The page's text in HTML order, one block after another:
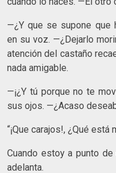
—¿Y que se supone que
en su voz. —¿Dejarlo
atención del castaño
nada amigable.
—¡¿Y tú porque no te
sus ojos. —¿Acaso
“¡Que carajos!, ¿Qué está
Cuando estoy a punto
adelanta.